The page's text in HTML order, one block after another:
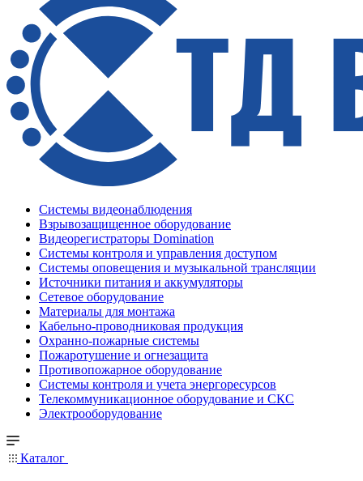
Системы видеонаблюдения
Взрывозащищенное оборудование
Видеорегистраторы Domination
Системы контроля и управления доступом
Системы оповещения и музыкальной трансляции
Источники питания и аккумуляторы
Сетевое оборудование
Материалы для монтажа
Кабельно-проводниковая продукция
Охранно-пожарные системы
Пожаротушение и огнезащита
Противопожарное оборудование
Системы контроля и учета энергоресурсов
Телекоммуникационное оборудование и СКС
Электрооборудование
Каталог